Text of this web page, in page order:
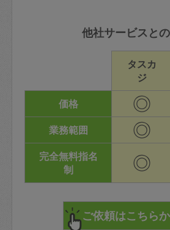
他社サービスと
タスカ
ジ
価格
◎
業務範囲 ◎
完全無料指名
制
◎